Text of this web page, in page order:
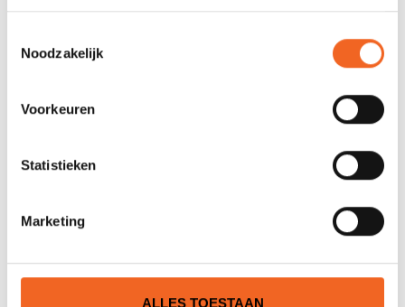
Noodzakelijk
Voorkeuren
Statistieken
Marketing
ALLES TOESTAAN
NRS SPONS, 20X11
H.F. WATERDICHTE TAS 6
€16,00